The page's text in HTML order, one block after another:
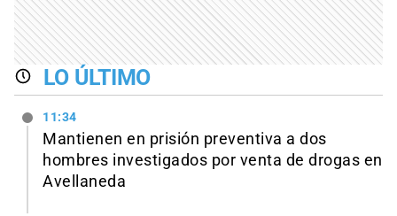
LO ÚLTIMO
11:34
Mantienen en prisión preventiva a dos
hombres investigados por venta de drogas en
Avellaneda